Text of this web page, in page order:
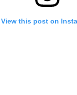
View this post on